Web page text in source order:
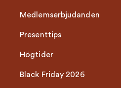
Medlemserbjudanden
Presenttips
Högtider
Black Friday 2026